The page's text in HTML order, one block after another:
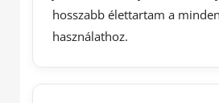
hosszabb élettartam a
használathoz.